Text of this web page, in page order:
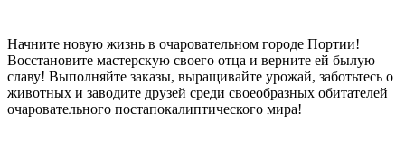
Начните новую жизнь в очаровательном городе Портии!
Восстановите мастерскую своего отца и верните ей былую
славу! Выполняйте заказы, выращивайте урожай, заботьтесь о
животных и заводите друзей среди своеобразных обитателей
очаровательного постапокалиптического мира!